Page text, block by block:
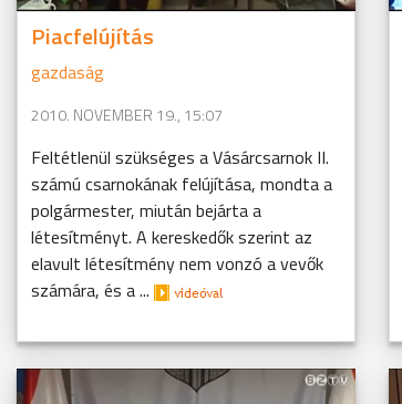
Piacfelújítás
gazdaság
2010. NOVEMBER 19., 15:07
Feltétlenül szükséges a Vásárcsarnok II.
számú csarnokának felújítása, mondta a
polgármester, miután bejárta a
létesítményt. A kereskedők szerint az
elavult létesítmény nem vonzó a vevők
számára, és a ...